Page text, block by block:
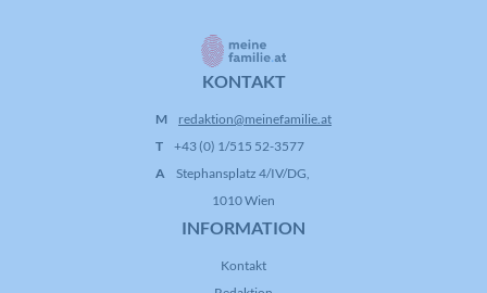
KONTAKT
M
redaktion@meinefamilie.at
T
+43 (0) 1/515 52-3577
A
Stephansplatz 4/IV/DG,
1010 Wien
INFORMATION
Kontakt